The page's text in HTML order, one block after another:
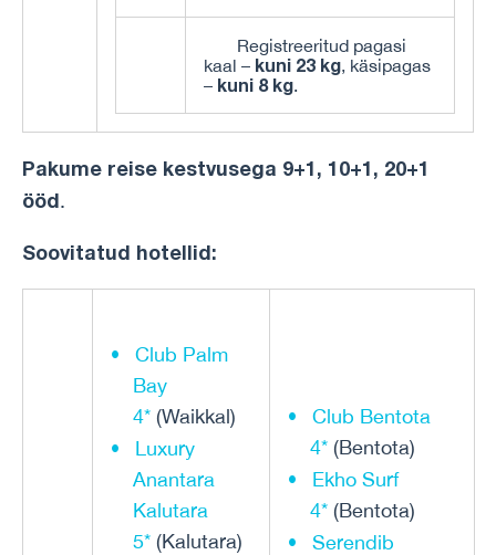
Registreeritud pagasi
kaal – kuni 23 kg, käsipagas
– kuni 8 kg.
Pakume reise kestvusega 9+1, 10+1, 20+1
ööd.
Soovitatud hotellid:
Club Palm
Bay
4* (Waikkal)
Luxury
Anantara
Kalutara
5* (Kalutara)
Club Bentota
4* (Bentota)
Ekho Surf
4* (Bentota)
Serendib